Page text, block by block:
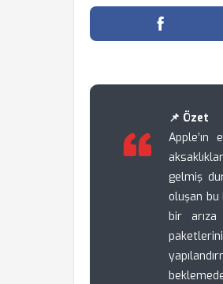
📌 Özet
gelmiş
oluşan bu
bir arıza